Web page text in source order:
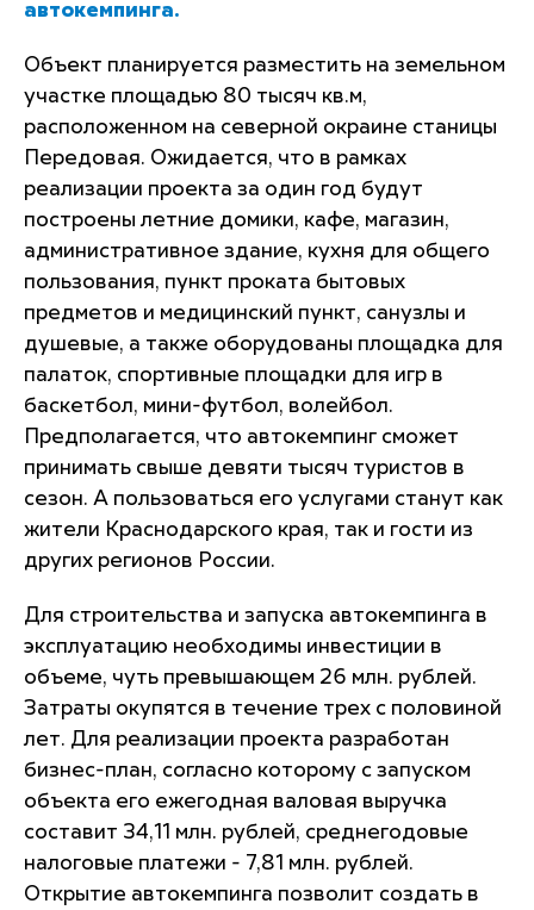
автокемпинга.
Объект планируется разместить на земельном
участке площадью 80 тысяч кв.м,
расположенном на северной окраине станицы
Передовая. Ожидается, что в рамках
реализации проекта за один год будут
построены летние домики, кафе, магазин,
административное здание, кухня для общего
пользования, пункт проката бытовых
предметов и медицинский пункт, санузлы и
душевые, а также оборудованы площадка для
палаток, спортивные площадки для игр в
баскетбол, мини-футбол, волейбол.
Предполагается, что автокемпинг сможет
принимать свыше девяти тысяч туристов в
сезон. А пользоваться его услугами станут как
жители Краснодарского края, так и гости из
других регионов России.
Для строительства и запуска автокемпинга в
эксплуатацию необходимы инвестиции в
объеме, чуть превышающем 26 млн. рублей.
Затраты окупятся в течение трех с половиной
лет. Для реализации проекта разработан
бизнес-план, согласно которому с запуском
объекта его ежегодная валовая выручка
составит 34,11 млн. рублей, среднегодовые
налоговые платежи - 7,81 млн. рублей.
Открытие автокемпинга позволит создать в